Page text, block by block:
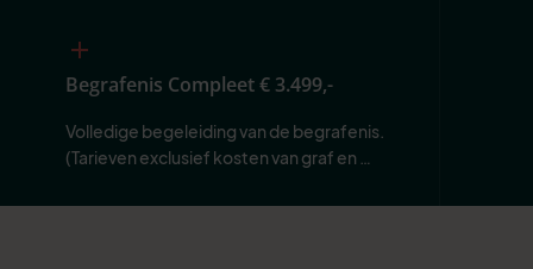
Begrafenis Compleet€ 3.499,-
Volledige begeleiding van de begrafenis.
(Tarieven exclusief kosten van graf en